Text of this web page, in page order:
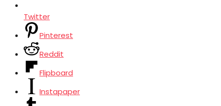
Twitter
Pinterest
Reddit
Flipboard
Instapaper